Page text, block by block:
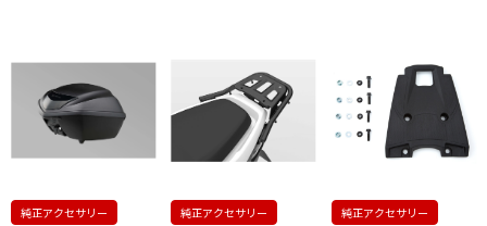
純正アクセサリー 純正アクセサリー 純正アクセサリー